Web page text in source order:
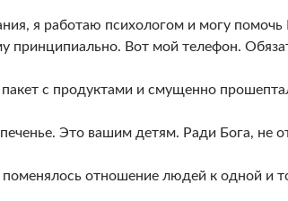
я работаю психологом и могу
принципиально. Вот мой телефон.
с продуктами и смущенно
Это вашим детям. Ради Бога, не
поменялось отношение людей к одной и